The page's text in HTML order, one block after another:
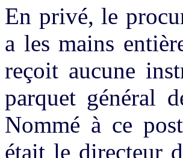
En privé, le
a les mains
reçoit aucune
parquet général
Nommé à ce
était le directeur